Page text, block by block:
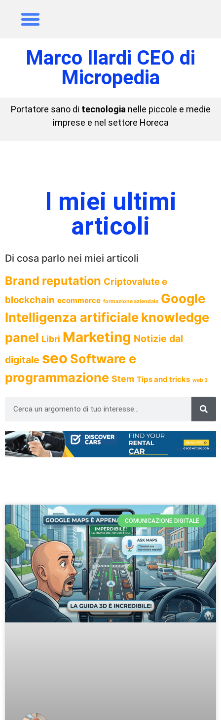
Marco Ilardi CEO di
Micropedia
Portatore sano di tecnologia nelle piccole e medie
imprese e nel settore Horeca
I miei ultimi
articoli
Di cosa parlo nei miei articoli
Brand reputation Criptovalute e
blockchain ecommerce formazione aziendale Google
Intelligenza artificialeknowledge
panel Libri Marketing Notizie dal
digitale seo Software e
programmazione Stem Tips and tricks web 3
COMUNICAZIONE DIGITALE